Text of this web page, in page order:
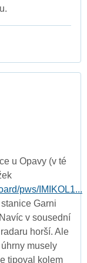
u Opavy (v té
pws/IMIKOL1...
Garni
v sousední
horší. Ale
musely
tipoval kolem